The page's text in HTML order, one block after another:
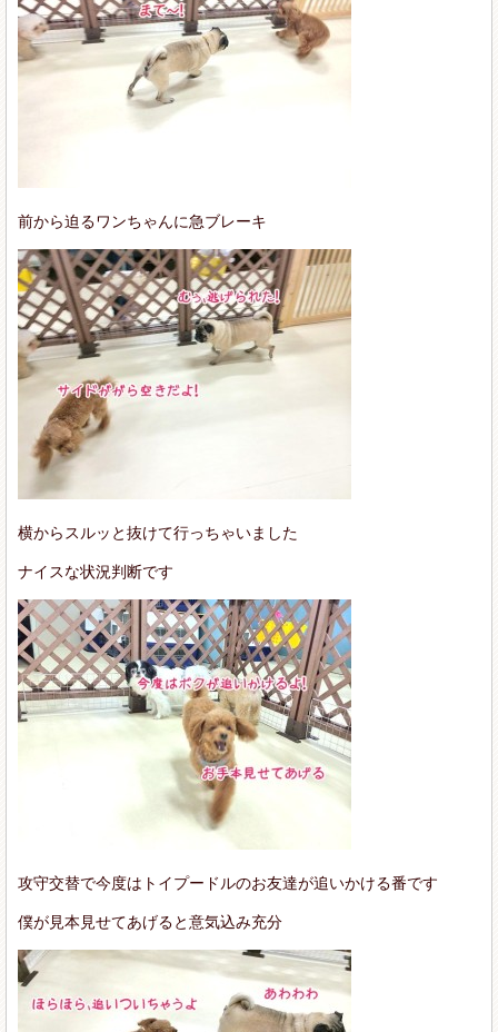
前から迫るワンちゃんに急ブレーキ
横からスルッと抜けて行っちゃいました
ナイスな状況判断です
攻守交替で今度はトイプードルのお友達が追いかける番です
僕が見本見せてあげると意気込み充分